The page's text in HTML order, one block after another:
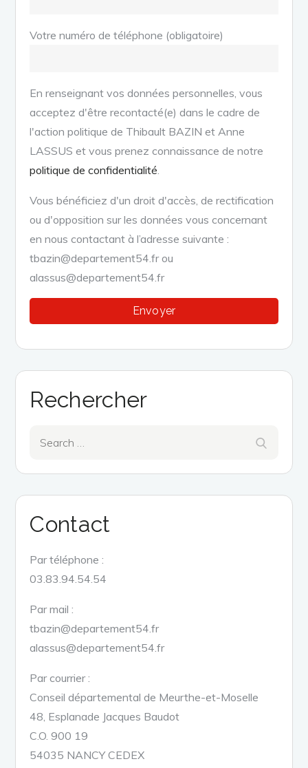
Votre numéro de téléphone (obligatoire)
En renseignant vos données personnelles, vous
acceptez d'être recontacté(e) dans le cadre de
l'action politique de Thibault BAZIN et Anne
LASSUS et vous prenez connaissance de notre
politique de confidentialité
Vous bénéficiez d'un droit d'accès, de rectification
ou d'opposition sur les données vous concernant
en nous contactant à l’adresse suivante :
tbazin@departement54.fr ou
alassus@departement54.fr
Rechercher
Contact
Par téléphone :
03.83.94.54.54
Par mail :
tbazin@departement54.fr
alassus@departement54.fr
Par courrier :
Conseil départemental de Meurthe-et-Moselle
48, Esplanade Jacques Baudot
C.O. 900 19
54035 NANCY CEDEX